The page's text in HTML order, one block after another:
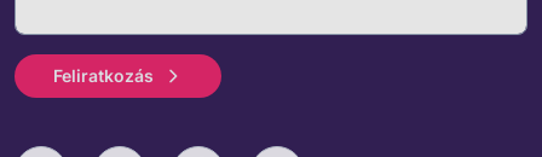
Feliratkozás